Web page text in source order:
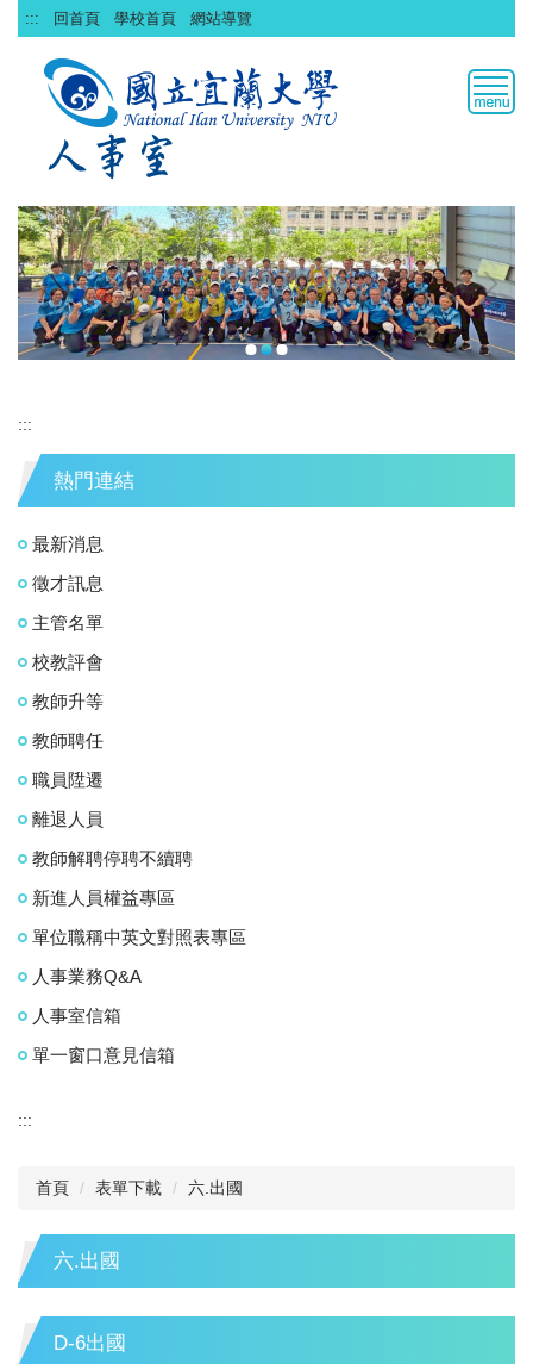
跳
到
::: 回首頁 學校首頁 網站導覽
:::
熱門連結
最新消息
徵才訊息
主管名單
校教評會
教師升等
教師聘任
職員陞遷
離退人員
教師解聘停聘不續聘
新進人員權益專區
單位職稱中英文對照表專區
人事業務Q&A
人事室信箱
單一窗口意見信箱
:::
首頁 表單下載 六.出國
六.出國
D-6出國